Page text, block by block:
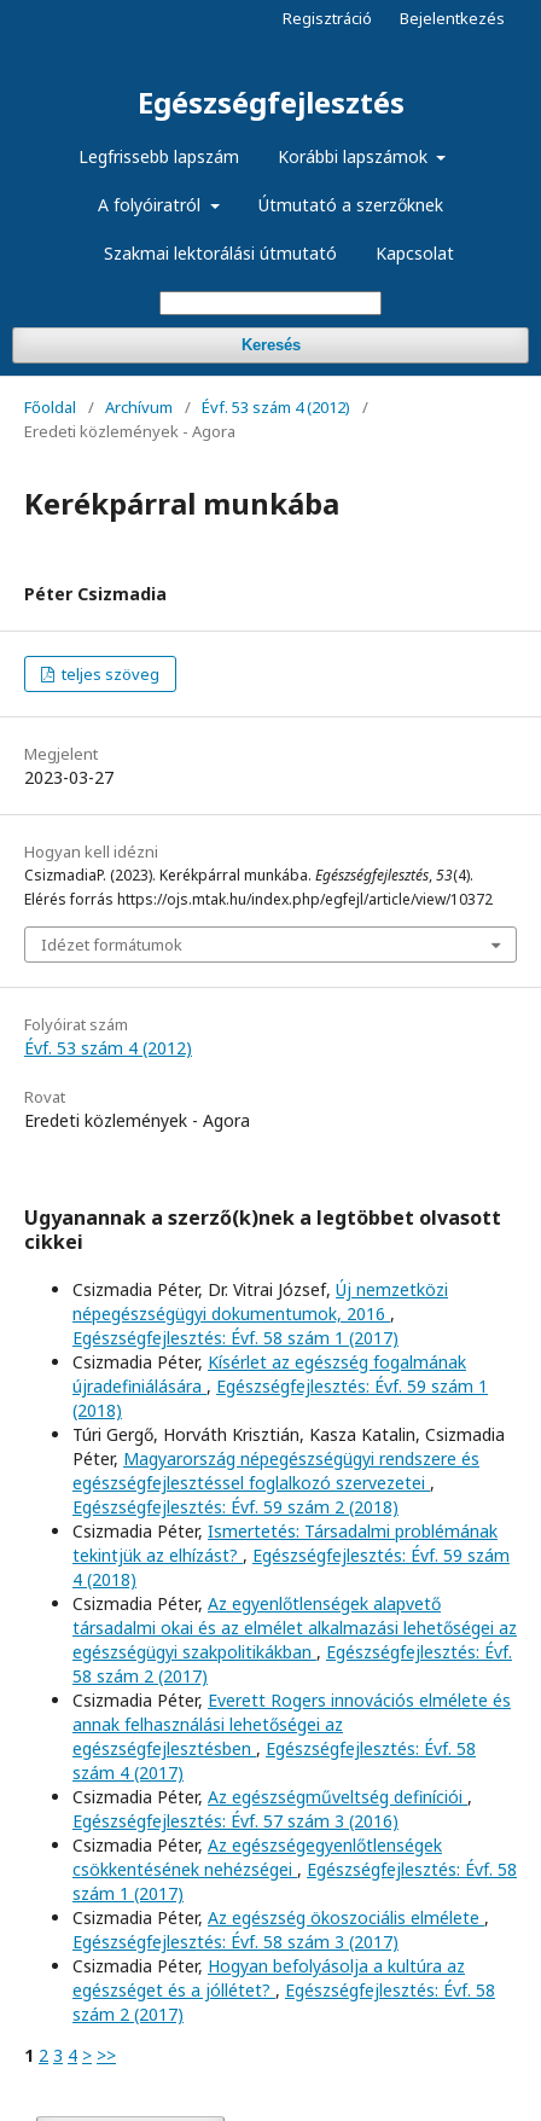
Egészségfejlesztés
Legfrissebb lapszám Korábbi lapszámok
A folyóiratról Útmutató a szerzőknek
Szakmai lektorálási útmutató Kapcsolat
Keresés
Regisztráció Bejelentkezés
Főoldal / Archívum / Évf. 53 szám 4 (2012)
/
Eredeti közlemények - Agora
Kerékpárral munkába
Péter Csizmadia
teljes szöveg
Megjelent
2023-03-27
Hogyan kell idézni
CsizmadiaP. (2023). Kerékpárral munkába. Egészségfejlesztés,53(4).
Elérés forrás https://ojs.mtak.hu/index.php/egfejl/article/view/10372
Idézet formátumok
Folyóirat szám
Évf. 53 szám 4 (2012)
Rovat
Eredeti közlemények - Agora
Ugyanannak a szerző(k)nek a legtöbbet olvasott
cikkei
Csizmadia Péter, Dr. Vitrai József, Új nemzetközi
népegészségügyi dokumentumok, 2016 ,
Egészségfejlesztés: Évf. 58 szám 1 (2017)
Csizmadia Péter, Kísérlet az egészség fogalmának
újradefiniálására , Egészségfejlesztés: Évf. 59 szám 1
(2018)
Túri Gergő, Horváth Krisztián, Kasza Katalin, Csizmadia
Péter, Magyarország népegészségügyi rendszere és
egészségfejlesztéssel foglalkozó szervezetei ,
Egészségfejlesztés: Évf. 59 szám 2 (2018)
Csizmadia Péter, Ismertetés: Társadalmi problémának
tekintjük az elhízást? , Egészségfejlesztés: Évf. 59 szám
4 (2018)
Csizmadia Péter, Az egyenlőtlenségek alapvető
társadalmi okai és az elmélet alkalmazási lehetőségei az
egészségügyi szakpolitikákban , Egészségfejlesztés: Évf.
58 szám 2 (2017)
Csizmadia Péter, Everett Rogers innovációs elmélete és
annak felhasználási lehetőségei az
egészségfejlesztésben , Egészségfejlesztés: Évf. 58
szám 4 (2017)
Csizmadia Péter, Az egészségműveltség definíciói ,
Egészségfejlesztés: Évf. 57 szám 3 (2016)
Csizmadia Péter, Az egészségegyenlőtlenségek
csökkentésének nehézségei , Egészségfejlesztés: Évf. 58
szám 1 (2017)
Csizmadia Péter, Az egészség ökoszociális elmélete ,
Egészségfejlesztés: Évf. 58 szám 3 (2017)
Csizmadia Péter, Hogyan befolyásolja a kultúra az
egészséget és a jóllétet? , Egészségfejlesztés: Évf. 58
szám 2 (2017)
1 2 3 4 > >>